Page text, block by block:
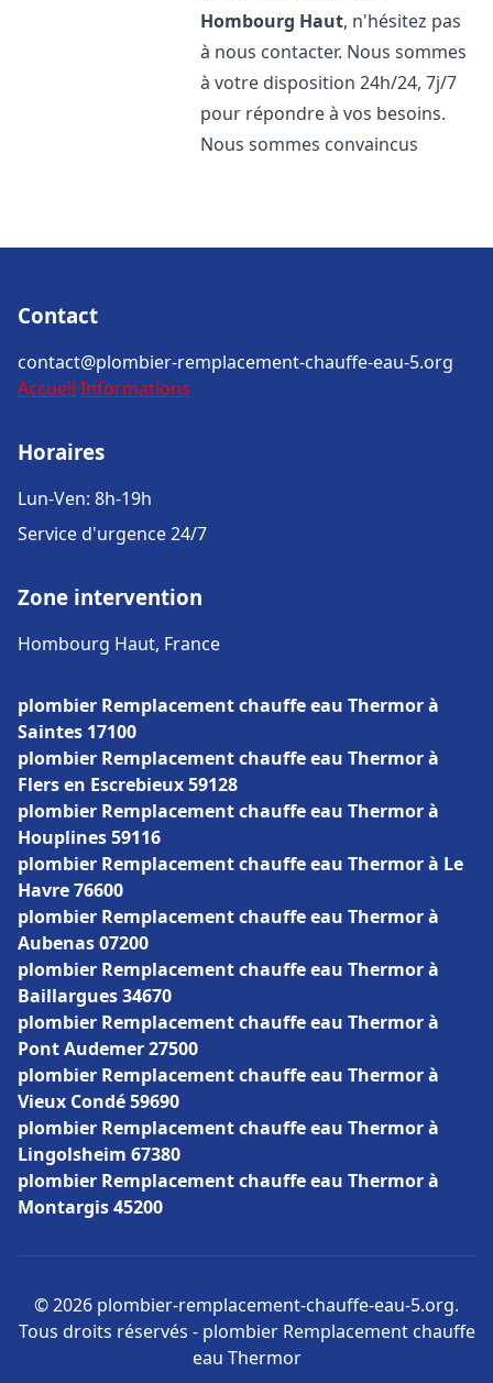
Hombourg Haut, n'hésitez pas
à nous contacter. Nous sommes
à votre disposition 24h/24, 7j/7
pour répondre à vos besoins.
Nous sommes convaincus
Contact
contact@plombier-remplacement-chauffe-eau-5.org
Accueil Informations
Horaires
Lun-Ven: 8h-19h
Service d'urgence 24/7
Zone intervention
Hombourg Haut, France
plombier Remplacement chauffe eau Thermor à
Saintes 17100
plombier Remplacement chauffe eau Thermor à
Flers en Escrebieux 59128
plombier Remplacement chauffe eau Thermor à
Houplines 59116
plombier Remplacement chauffe eau Thermor à Le
Havre 76600
plombier Remplacement chauffe eau Thermor à
Aubenas 07200
plombier Remplacement chauffe eau Thermor à
Baillargues 34670
plombier Remplacement chauffe eau Thermor à
Pont Audemer 27500
plombier Remplacement chauffe eau Thermor à
Vieux Condé 59690
plombier Remplacement chauffe eau Thermor à
Lingolsheim 67380
plombier Remplacement chauffe eau Thermor à
Montargis 45200
© 2026 plombier-remplacement-chauffe-eau-5.org.
Tous droits réservés - plombier Remplacement chauffe
eau Thermor